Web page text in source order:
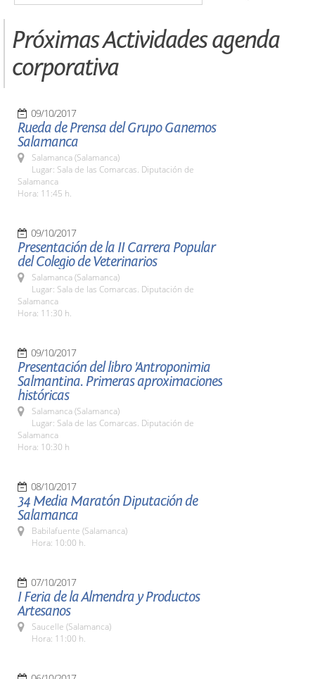
Próximas Actividades agenda
corporativa
09/10/2017
Rueda de Prensa del Grupo Ganemos
Salamanca
Salamanca (Salamanca)
Lugar: Sala de las Comarcas. Diputación de
Salamanca
Hora: 11:45 h.
09/10/2017
Presentación de la II Carrera Popular
del Colegio de Veterinarios
Salamanca (Salamanca)
Lugar: Sala de las Comarcas. Diputación de
Salamanca
Hora: 11:30 h.
09/10/2017
Presentación del libro 'Antroponimia
Salmantina. Primeras aproximaciones
históricas
Salamanca (Salamanca)
Lugar: Sala de las Comarcas. Diputación de
Salamanca
Hora: 10:30 h
08/10/2017
34 Media Maratón Diputación de
Salamanca
Babilafuente (Salamanca)
Hora: 10:00 h.
07/10/2017
I Feria de la Almendra y Productos
Artesanos
Saucelle (Salamanca)
Hora: 11:00 h.